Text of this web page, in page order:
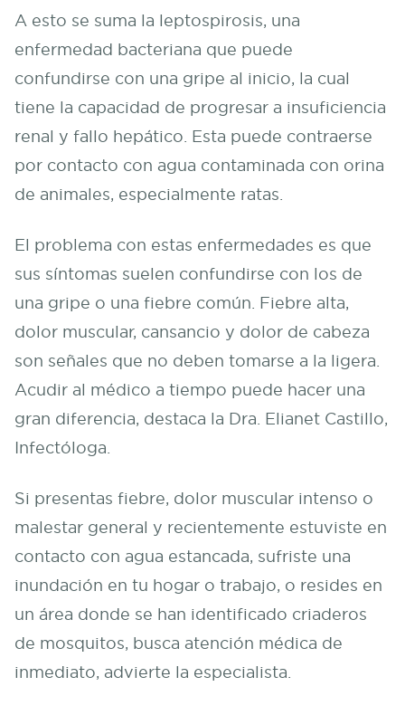
A esto se suma la leptospirosis, una
enfermedad bacteriana que puede
confundirse con una gripe al inicio, la cual
tiene la capacidad de progresar a insuficiencia
renal y fallo hepático. Esta puede contraerse
por contacto con agua contaminada con orina
de animales, especialmente ratas.
El problema con estas enfermedades es que
sus síntomas suelen confundirse con los de
una gripe o una fiebre común. Fiebre alta,
dolor muscular, cansancio y dolor de cabeza
son señales que no deben tomarse a la ligera.
Acudir al médico a tiempo puede hacer una
gran diferencia, destaca la Dra. Elianet Castillo,
Infectóloga.
Si presentas fiebre, dolor muscular intenso o
malestar general y recientemente estuviste en
contacto con agua estancada, sufriste una
inundación en tu hogar o trabajo, o resides en
un área donde se han identificado criaderos
de mosquitos, busca atención médica de
inmediato, advierte la especialista.